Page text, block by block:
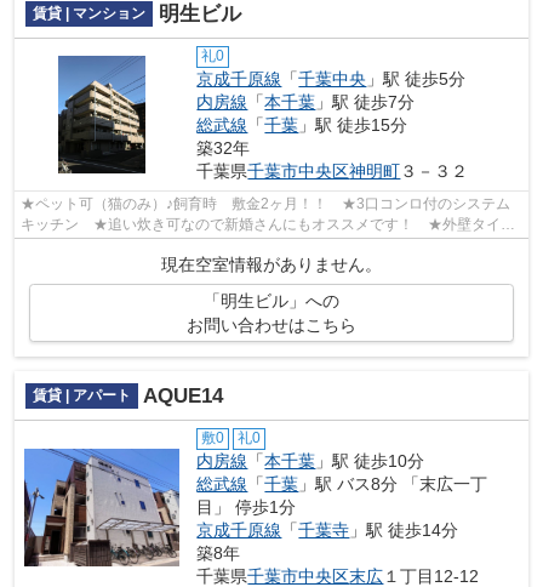
賃貸 | マンション 明生ビル
礼0
京成千原線 「千葉中央 」駅 徒歩5分
内房線 「本千葉 」駅 徒歩7分
総武線 「千葉 」駅 徒歩15分
築32年
千葉県千葉市中央区神明町３－３２
★ペット可（猫のみ）♪飼育時 敷金2ヶ月！！ ★3口コンロ付のシステム
キッチン ★追い炊き可なので新婚さんにもオススメです！ ★外壁タイル
現在空室情報がありません。
「明生ビル」への
お問い合わせはこちら
賃貸 | アパート AQUE14
敷0 礼0
内房線 「本千葉 」駅 徒歩10分
総武線 「千葉 」駅 バス8分 「末広一丁
目」 停歩1分
京成千原線 「千葉寺 」駅 徒歩14分
築8年
千葉県千葉市中央区末広 １丁目12-12